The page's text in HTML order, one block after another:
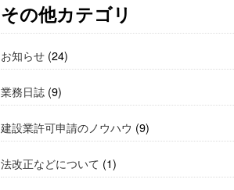
その他カテゴリ
お知らせ (24)
業務日誌 (9)
建設業許可申請のノウハウ (9)
法改正などについて (1)